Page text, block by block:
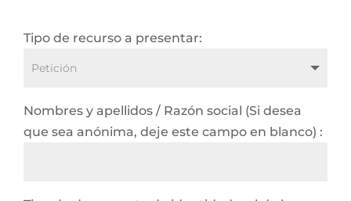
Tipo de recurso a presentar:
Nombres y apellidos / Razón social (Si desea
que sea anónima, deje este campo en blanco) :